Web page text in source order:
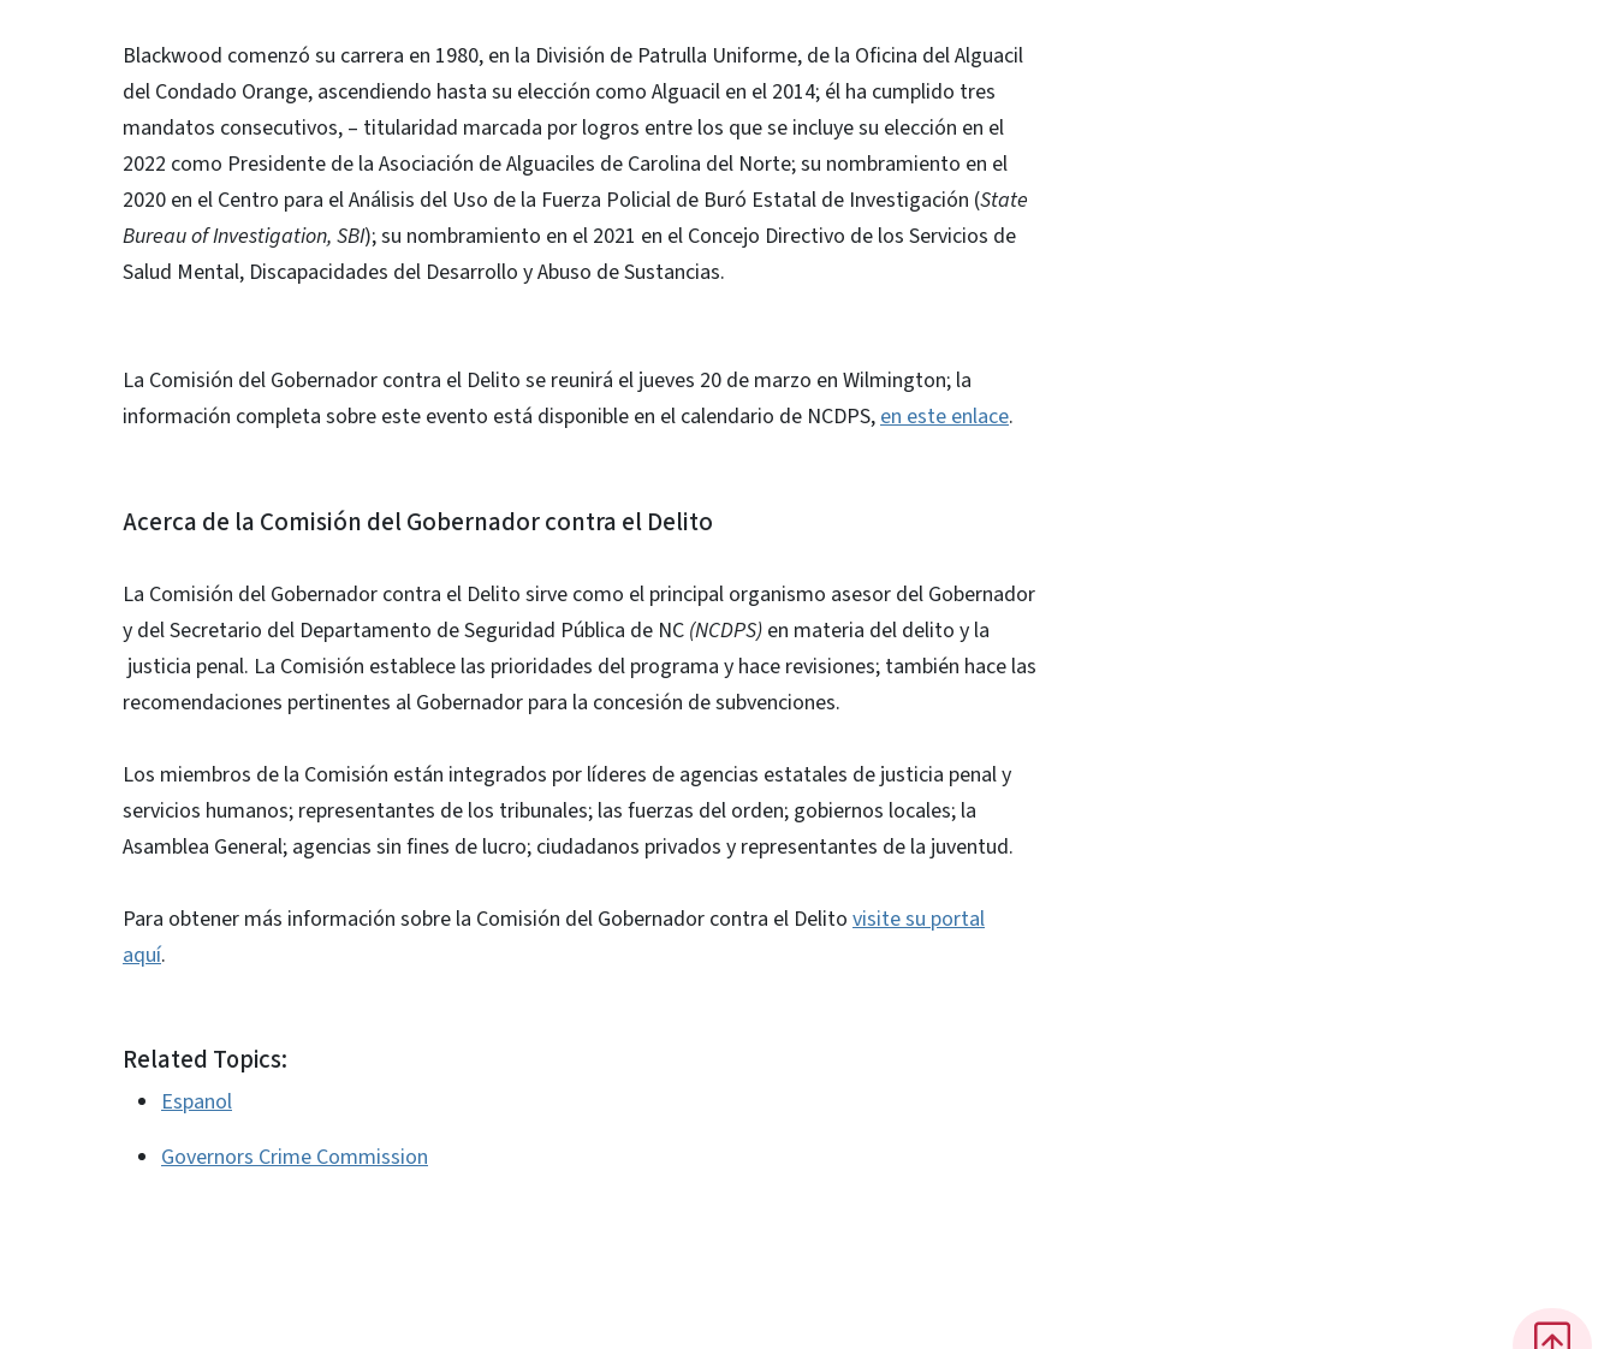
Blackwood comenzó su carrera en 1980, en la División de Patrulla Uniforme, de la Oficina del Alguacil
del Condado Orange, ascendiendo hasta su elección como Alguacil en el 2014; él ha cumplido tres
mandatos consecutivos, – titularidad marcada por logros entre los que se incluye su elección en el
2022 como Presidente de la Asociación de Alguaciles de Carolina del Norte; su nombramiento en el
2020 en el Centro para el Análisis del Uso de la Fuerza Policial de Buró Estatal de Investigación (State
Bureau of Investigation, SBI); su nombramiento en el 2021 en el Concejo Directivo de los Servicios de
Salud Mental, Discapacidades del Desarrollo y Abuso de Sustancias.
La Comisión del Gobernador contra el Delito se reunirá el jueves 20 de marzo en Wilmington; la
información completa sobre este evento está disponible en el calendario de NCDPS,en este enlace.
Acerca de la Comisión del Gobernador contra el Delito
La Comisión del Gobernador contra el Delito sirve como el principal organismo asesor del Gobernador
y del Secretario del Departamento de Seguridad Pública de NC (NCDPS) en materia del delito y la
justicia penal. La Comisión establece las prioridades del programa y hace revisiones; también hace las
recomendaciones pertinentes al Gobernador para la concesión de subvenciones.
Los miembros de la Comisión están integrados por líderes de agencias estatales de justicia penal y
servicios humanos; representantes de los tribunales; las fuerzas del orden; gobiernos locales; la
Asamblea General; agencias sin fines de lucro; ciudadanos privados y representantes de la juventud.
Para obtener más información sobre la Comisión del Gobernador contra el Delito visite su portal
aquí.
Related Topics:
Espanol
Governors Crime Commission